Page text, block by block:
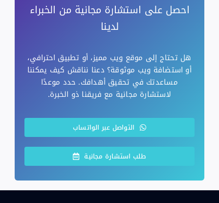
احصل على استشارة مجانية من الخبراء
لدينا
هل تحتاج إلى موقع ويب مميز، أو تطبيق احترافي،
أو استضافة ويب موثوقة؟ دعنا نناقش كيف يمكننا
مساعدتك في تحقيق أهدافك. حدد موعدًا
لاستشارة مجانية مع فريقنا ذو الخبرة.
التواصل عبر الواتساب
طلب استشارة مجانية